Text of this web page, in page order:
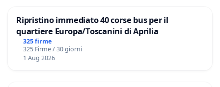
Ripristino immediato 40 corse bus per il
quartiere Europa/Toscanini di Aprilia
325 firme
325 Firme / 30 giorni
1 Aug 2026